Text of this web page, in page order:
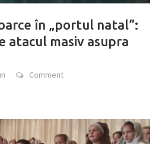
în „portul natal”:
atacul masiv asupra
Comment